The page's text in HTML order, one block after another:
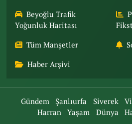
Beyoğlu Trafik
Yoğunluk Haritası
Tüm Manşetler
Haber Arşivi
Gündem Şanlıurfa Siverek
Harran
Yaşam Dünya